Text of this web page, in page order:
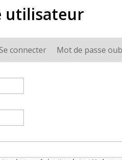
utilisateur
actif)
connecter Mot de passe